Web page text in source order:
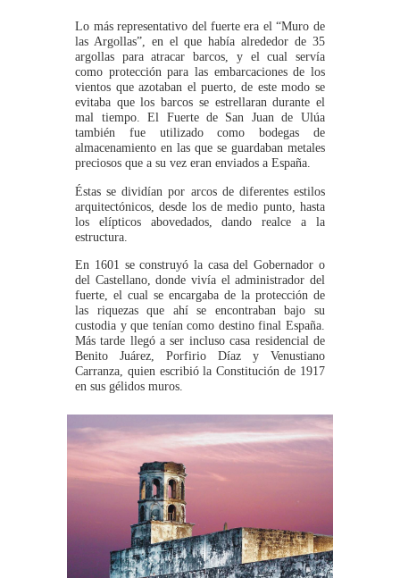
Lo más representativo del fuerte era el “Muro de
las Argollas”, en el que había alrededor de 35
argollas para atracar barcos, y el cual servía
como protección para las embarcaciones de los
vientos que azotaban el puerto, de este modo se
evitaba que los barcos se estrellaran durante el
mal tiempo. El Fuerte de San Juan de Ulúa
también fue utilizado como bodegas de
almacenamiento en las que se guardaban metales
preciosos que a su vez eran enviados a España.
Éstas se dividían por arcos de diferentes estilos
arquitectónicos, desde los de medio punto, hasta
los elípticos abovedados, dando realce a la
estructura.
En 1601 se construyó la casa del Gobernador o
del Castellano, donde vivía el administrador del
fuerte, el cual se encargaba de la protección de
las riquezas que ahí se encontraban bajo su
custodia y que tenían como destino final España.
Más tarde llegó a ser incluso casa residencial de
Benito Juárez, Porfirio Díaz y Venustiano
Carranza, quien escribió la Constitución de 1917
en sus gélidos muros.